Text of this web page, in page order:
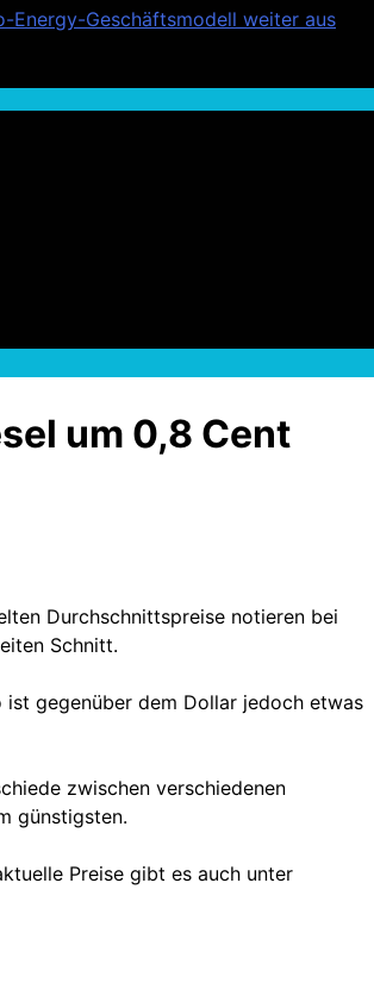
Energy-Geschäftsmodell weiter aus
um 0,8 Cent
Durchschnittspreise notieren bei
Schnitt.
gegenüber dem Dollar jedoch etwas
zwischen verschiedenen
günstigsten.
Preise gibt es auch unter